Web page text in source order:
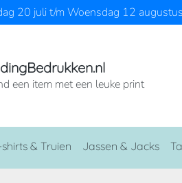
20 juli t/m Woensdag 12
een item met een leuke print
& Truien Jassen & Jacks